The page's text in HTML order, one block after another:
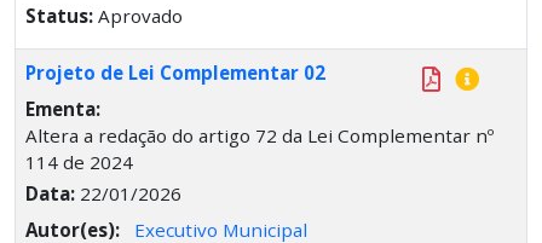
Status: Aprovado
Projeto de Lei Complementar 02
Ementa:
Altera a redação do artigo 72 da Lei Complementar nº
114 de 2024
Data: 22/01/2026
Autor(es):
Executivo Municipal